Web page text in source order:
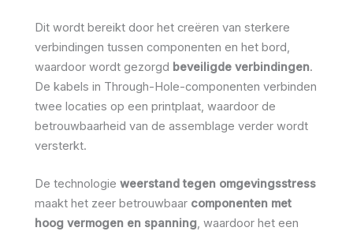
Dit wordt bereikt door het creëren van sterkere
verbindingen tussen componenten en het bord,
waardoor wordt gezorgd beveiligde verbindingen.
De kabels in Through-Hole-componenten verbinden
twee locaties op een printplaat, waardoor de
betrouwbaarheid van de assemblage verder wordt
versterkt.
De technologie weerstand tegen omgevingsstress
maakt het zeer betrouwbaar componenten met
hoog vermogen en spanning, waardoor het een